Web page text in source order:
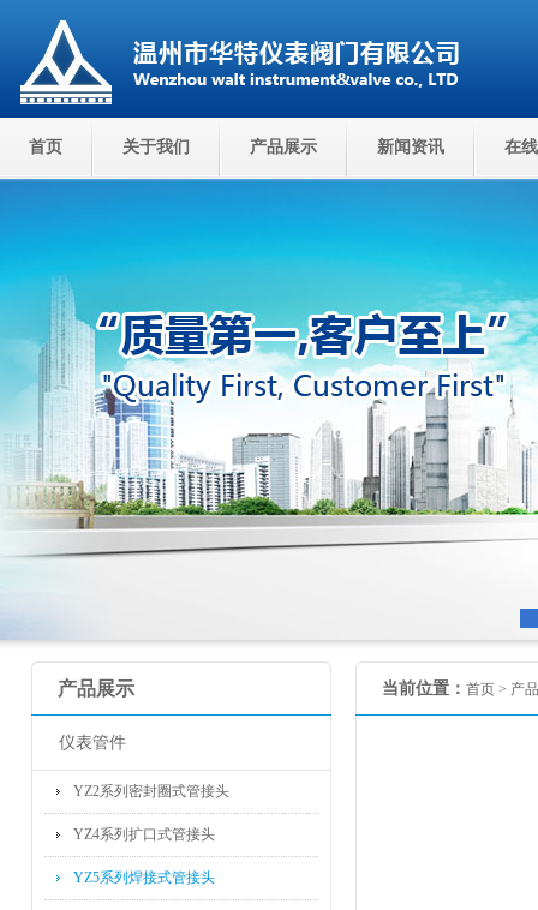
首页 关于我们 产品展示 新闻资讯 在
产品展示
仪表管件
YZ2系列密封圈式管接头
YZ4系列扩口式管接头
YZ5系列焊接式管接头
当前位置： 首页 > 产